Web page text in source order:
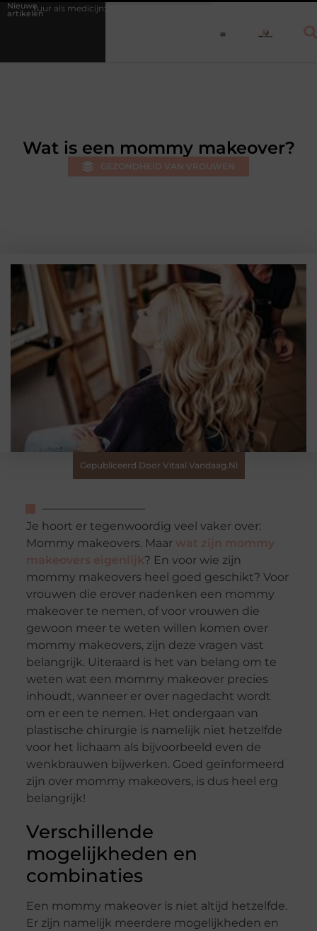
Nieuwe
artikelen
medicijn: waarom een vast dagritme herstel versnelt bij jongeren
Wat is een mommy makeover?
GEZONDHEID VAN VROUWEN
Gepubliceerd Door Vitaal Vandaag.nl
Je hoort er tegenwoordig veel vaker over:
Mommy makeovers. Maar wat zijn mommy
makeovers eigenlijk? En voor wie zijn
mommy makeovers heel goed geschikt? Voor
vrouwen die erover nadenken een mommy
makeover te nemen, of voor vrouwen die
gewoon meer te weten willen komen over
mommy makeovers, zijn deze vragen vast
belangrijk. Uiteraard is het van belang om te
weten wat een mommy makeover precies
inhoudt, wanneer er over nagedacht wordt
om er een te nemen. Het ondergaan van
plastische chirurgie is namelijk niet hetzelfde
voor het lichaam als bijvoorbeeld even de
wenkbrauwen bijwerken. Goed geïnformeerd
zijn over mommy makeovers, is dus heel erg
belangrijk!
Verschillende
mogelijkheden en
combinaties
Een mommy makeover is niet altijd hetzelfde.
Er zijn namelijk meerdere mogelijkheden en